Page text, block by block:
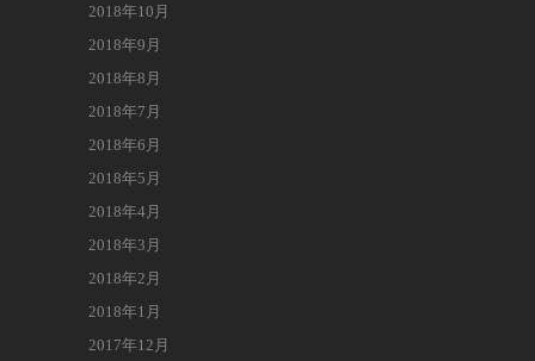
2018年10月
2018年9月
2018年8月
2018年7月
2018年6月
2018年5月
2018年4月
2018年3月
2018年2月
2018年1月
2017年12月